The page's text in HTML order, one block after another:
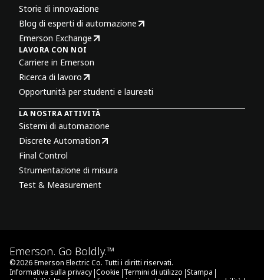
Storie di innovazione
Blog di esperti di automazione
Emerson Exchange
LAVORA CON NOI
Carriere in Emerson
Ricerca di lavoro
Opportunità per studenti e laureati
LA NOSTRA ATTIVITÀ
Sistemi di automazione
Discrete Automation
Final Control
Strumentazione di misura
Test & Measurement
Emerson. Go Boldly.™
©2026Emerson Electric Co. Tutti i diritti riservati.
Informativa sulla privacy |Cookie |Termini di utilizzo |Stampa |